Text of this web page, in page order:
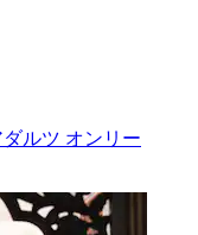
ルツ オンリー